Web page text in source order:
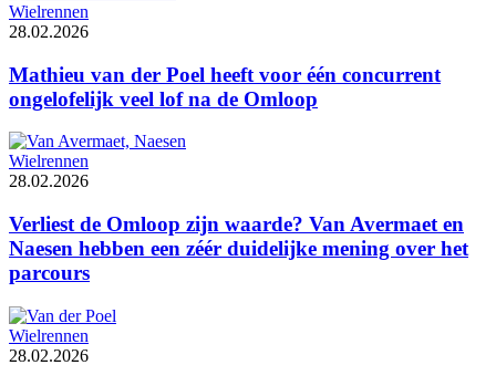
Wielrennen
28.02.2026
Mathieu van der Poel heeft voor één concurrent
ongelofelijk veel lof na de Omloop
Wielrennen
28.02.2026
Verliest de Omloop zijn waarde? Van Avermaet en
Naesen hebben een zéér duidelijke mening over het
parcours
Wielrennen
28.02.2026